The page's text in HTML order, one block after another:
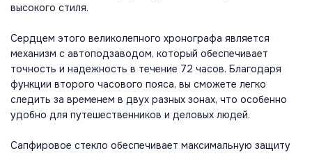
высокого стиля.
Сердцем этого великолепного хронографа является
механизм с автоподзаводом, который обеспечивает
точность и надежность в течение 72 часов. Благодаря
функции второго часового пояса, вы сможете легко
следить за временем в двух разных зонах, что особенно
удобно для путешественников и деловых людей.
Сапфировое стекло обеспечивает максимальную защиту